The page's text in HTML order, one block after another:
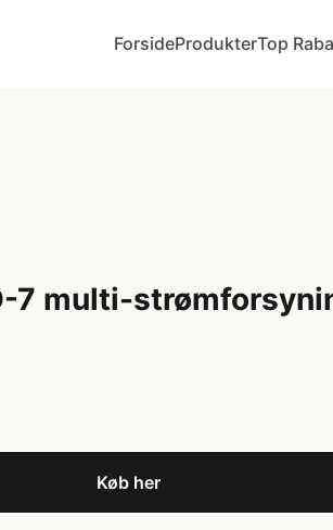
ForsideProdukterTop
7 multi-
Køb her